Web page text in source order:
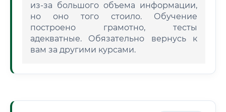
из-за большого объема информации,
но оно того стоило. Обучение
построено грамотно, тесты
адекватные. Обязательно вернусь к
вам за другими курсами.